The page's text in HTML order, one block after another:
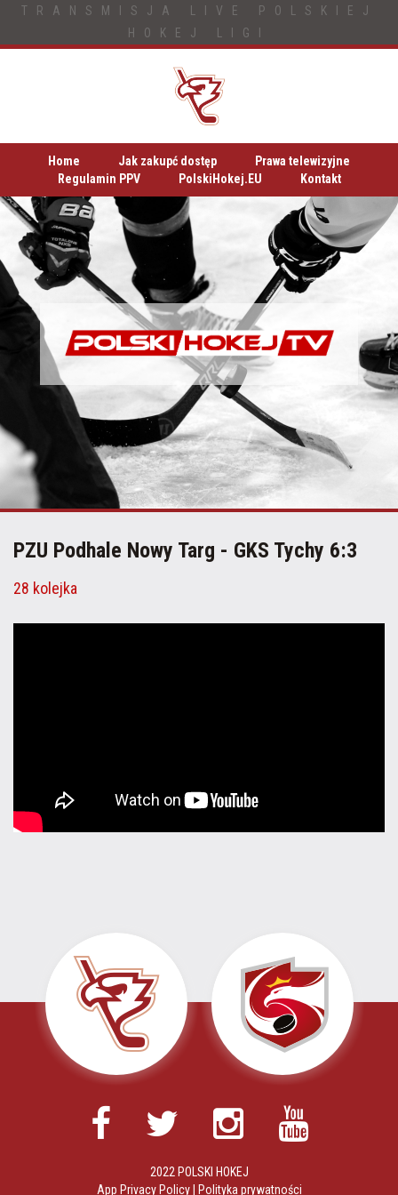
TRANSMISJA LIVE POLSKIEJ
HOKEJ LIGI
Home Jak zakupć dostęp
Prawa telewizyjne
Regulamin PPV
PolskiHokej.EU Kontakt
PZU Podhale Nowy Targ - GKS Tychy 6:3
28 kolejka
2022 POLSKI HOKEJ
App Privacy Policy| Polityka prywatności